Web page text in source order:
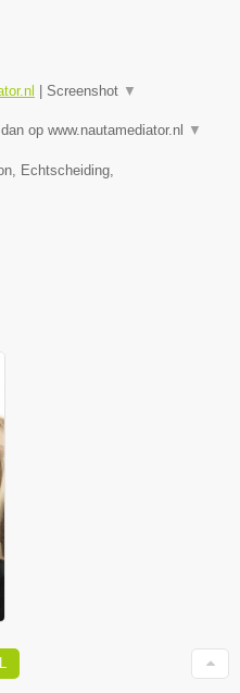
Screenshot ▼
op www.nautamediator.nl ▼
Echtscheiding,